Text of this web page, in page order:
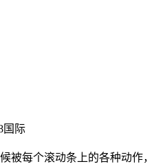
国际
被每个滚动条上的各种动作，